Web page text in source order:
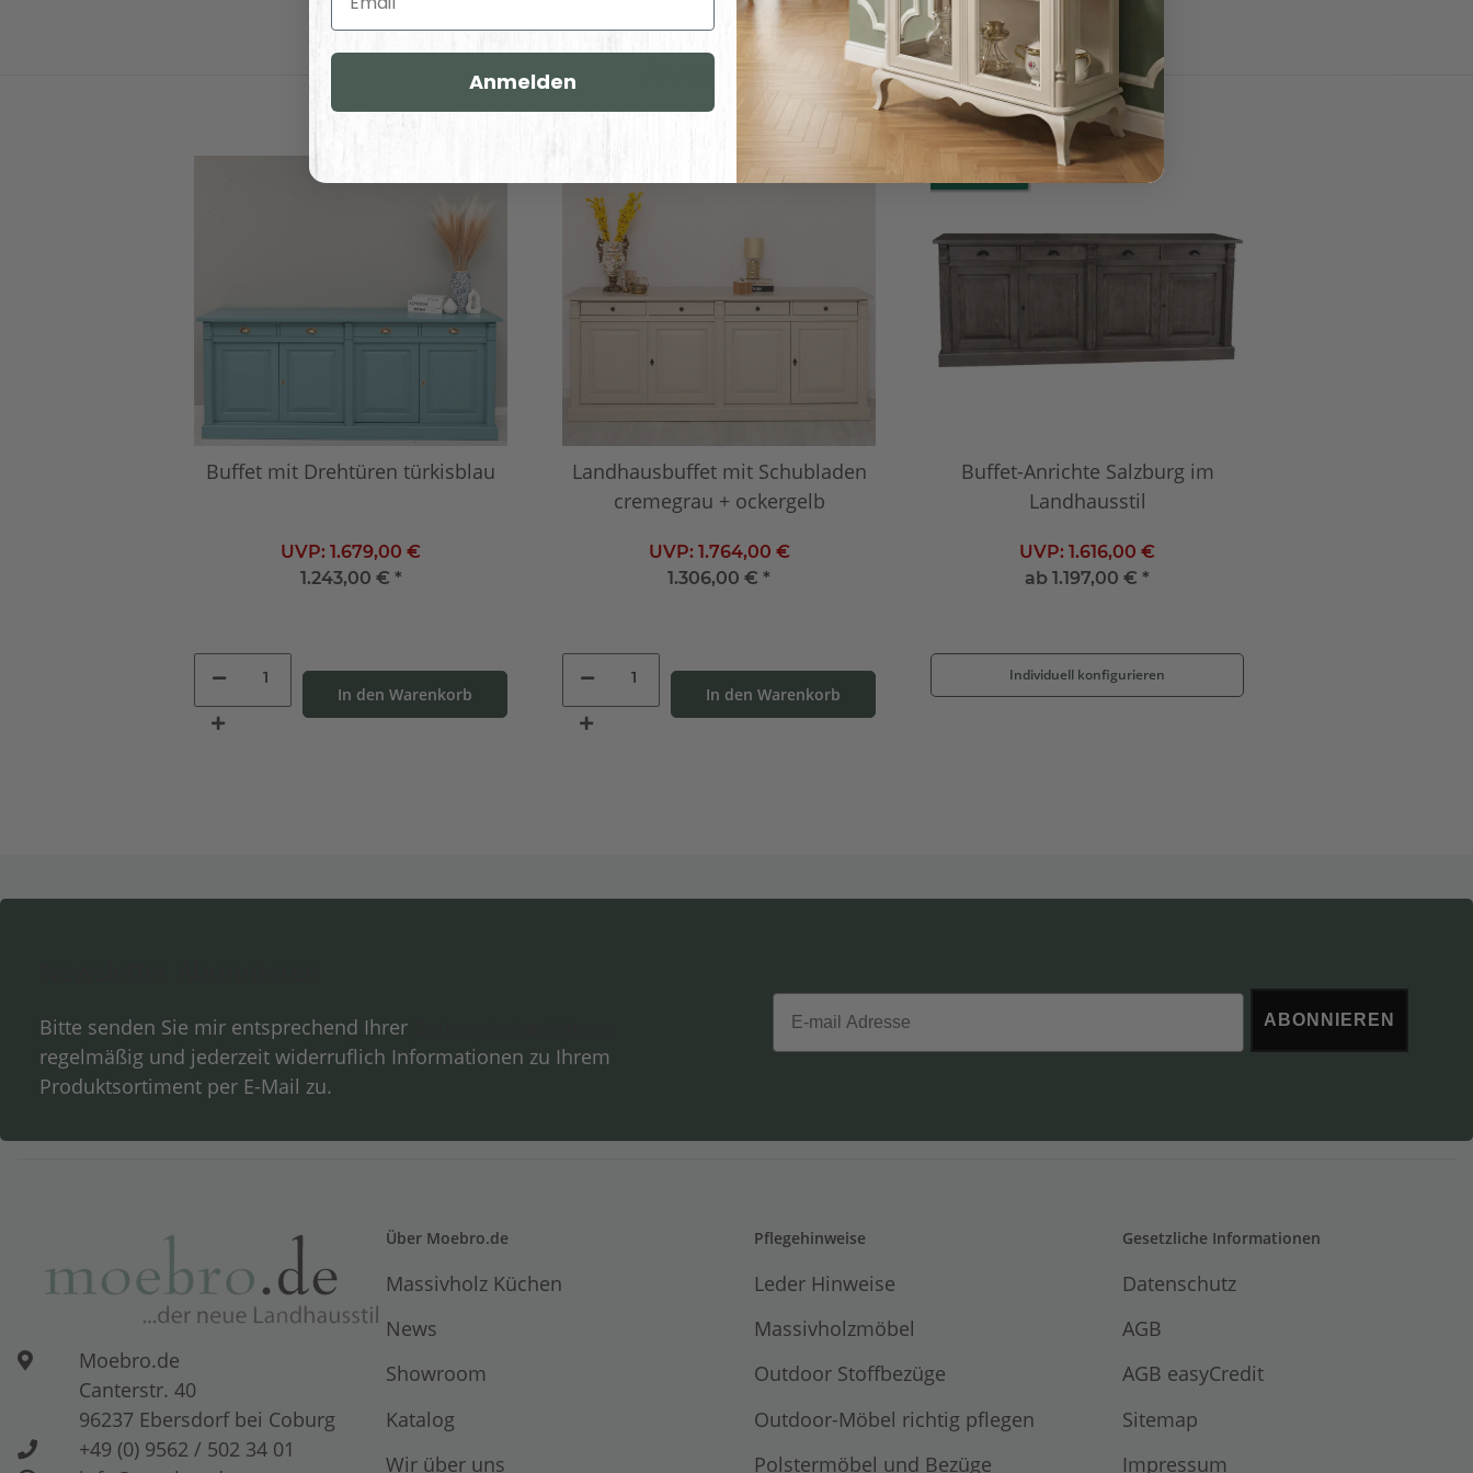
Buffet mit Drehtüren türkisblau
UVP: 1.679,00 €
1.243,00 € *
In den Warenkorb
Landhausbuffet mit Schubladen
cremegrau + ockergelb
UVP: 1.764,00 €
1.306,00 € *
In den Warenkorb
Buffet-Anrichte Salzburg im
Landhausstil
UVP: 1.616,00 €
ab 1.197,00 € *
Individuell konfigurieren
Bitte senden Sie mir entsprechend Ihrer
regelmäßig und jederzeit widerruflich Informationen zu Ihrem
Produktsortiment per E-Mail zu.
Email
ABONNIEREN
Moebro.de
Canterstr. 40
96237 Ebersdorf bei Coburg
+49 (0) 9562 / 502 34 01
Über Moebro.de
Massivholz Küchen
News
Showroom
Katalog
Wir über uns
Pflegehinweise
Leder Hinweise
Massivholzmöbel
Outdoor Stoffbezüge
Outdoor-Möbel richtig pflegen
Polstermöbel und Bezüge
Gesetzliche Informationen
Datenschutz
AGB
AGB easyCredit
Sitemap
Impressum
Anmelden